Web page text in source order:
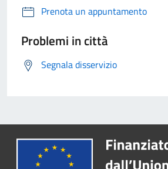
Prenota un appuntamento
Problemi in città
Segnala disservizio